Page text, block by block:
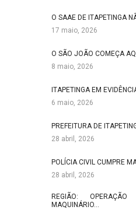
O SAAE DE ITAPETINGA
17 maio, 2026
O SÃO JOÃO COMEÇA
8 maio, 2026
ITAPETINGA EM
6 maio, 2026
PREFEITURA DE
28 abril, 2026
POLÍCIA CIVIL CUMPRE
28 abril, 2026
REGIÃO: OPERAÇÃO
MAQUINÁRIO…